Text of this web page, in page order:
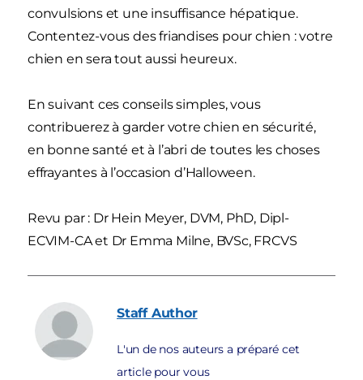
convulsions et une insuffisance hépatique.
Contentez-vous des friandises pour chien : votre
chien en sera tout aussi heureux.
En suivant ces conseils simples, vous
contribuerez à garder votre chien en sécurité,
en bonne santé et à l’abri de toutes les choses
effrayantes à l’occasion d’Halloween.
Revu par : Dr Hein Meyer, DVM, PhD, Dipl-
ECVIM-CA et Dr Emma Milne, BVSc, FRCVS
Staff Author
L'un de nos auteurs a préparé cet
article pour vous